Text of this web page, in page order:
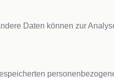
Daten können zur